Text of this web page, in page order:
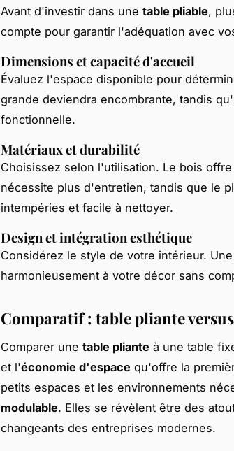
Avant d'investir dans une table pliable,
compte pour garantir l'adéquation avec
Dimensions et capacité d'accueil
Évaluez l'espace disponible pour
grande deviendra encombrante, tandis
fonctionnelle.
Matériaux et durabilité
Choisissez selon l'utilisation. Le bois
nécessite plus d'entretien, tandis que le
intempéries et facile à nettoyer.
Design et intégration esthétique
Considérez le style de votre intérieur.
harmonieusement à votre décor sans
Comparatif : table pliante
Comparer une table pliante à une table
et l'économie d'espace qu'offre la
petits espaces et les environnements
modulable. Elles se révèlent être des
changeants des entreprises modernes.